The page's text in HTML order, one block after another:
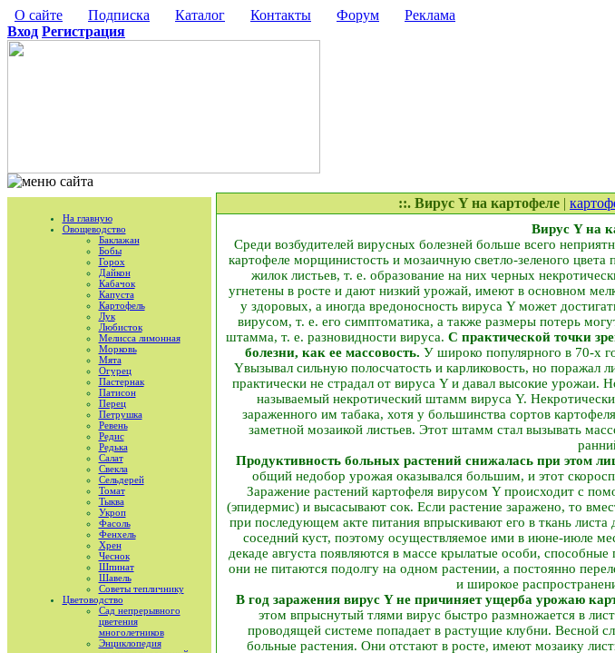
О сайте Подписка Каталог Контакты Форум
Реклама
Вход Регистрация
На главную
Овощеводство
Баклажан
Бобы
Горох
Дайкон
Кабачок
Капуста
Картофель
Лук
Любисток
Мелисса лимонная
Морковь
Мята
Огурец
Пастернак
Патисон
Перец
Петрушка
Ревень
Редис
Редька
Салат
Свекла
Сельдерей
Томат
Тыква
Укроп
Фасоль
Фенхель
Хрен
Чеснок
Шпинат
Шавель
Советы тепличнику
Цветоводство
Сад непрерывного
цветения
многолетников
Энциклопедия
::. Вирус Y на картофеле |
Вирус Y на
Среди возбудителей вирусных болезней больше всего
картофеле морщинистость и мозаичную светло-зеленого цвета
жилок листьев, т. е. образование на них черных
угнетены в росте и дают низкий урожай, имеют в основном
у здоровых, а иногда вредоносность вируса Y может
вирусом, т. е. его симптоматика, а также размеры потерь
штамма, т. е. разновидности вируса. С практической точки
болезни, как ее массовость. У широко популярного в 70-х
Yвызывал сильную полосчатость и карликовость, но поражал
практически не страдал от вируса Y и давал высокие урожаи.
называемый некротический штамм вируса Y.
зараженного им табака, хотя у большинства сортов
заметной мозаикой листьев. Этот штамм стал вызывать
Продуктивность больных растений снижалась при этом
общий недобор урожая оказывался большим, и этот
Заражение растений картофеля вирусом Y происходит с
(эпидермис) и высасывают сок. Если растение заражено, то
при последующем акте питания впрыскивают его в ткань
соседний куст, поэтому осуществляемое ими в июне-июле
декаде августа появляются в массе крылатые особи,
они не питаются подолгу на одном растении, а постоянно
и широкое
В год заражения вирус Y не причиняет ущерба урожаю
этом впрыснутый тлями вирус быстро размножается в
проводящей системе попадает в растущие клубни. Весной
больные растения. Они отстают в росте, имеют мозаику